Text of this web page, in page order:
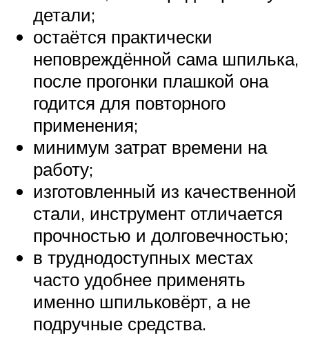
детали;
остаётся практически
неповреждённой сама шпилька,
после прогонки плашкой она
годится для повторного
применения;
минимум затрат времени на
работу;
изготовленный из качественной
стали, инструмент отличается
прочностью и долговечностью;
в труднодоступных местах
часто удобнее применять
именно шпильковёрт, а не
подручные средства.